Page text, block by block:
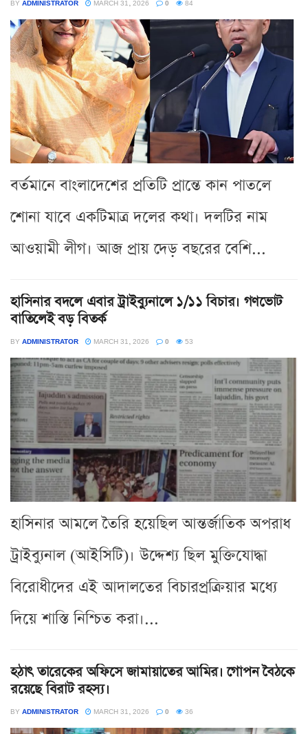
BY ADMINISTRATOR MARCH 31, 2026 0 84
বর্তমানে বাংলাদেশের প্রতিটি প্রান্তে কান পাতলে
শোনা যাবে একটিমাত্র দলের কথা। দলটির নাম
আওয়ামী লীগ। আজ প্রায় দেড় বছরের বেশি...
হাসিনার বদলে এবার ট্রাইব্যুনালে ১/১১ বিচার। গণভোট
বাতিলেই বড় বিতর্ক
BY ADMINISTRATOR MARCH 31, 2026 0 53
হাসিনার আমলে তৈরি হয়েছিল আন্তর্জাতিক অপরাধ
ট্রাইব্যুনাল (আইসিটি)। উদ্দেশ্য ছিল মুক্তিযোদ্ধা
বিরোধীদের এই আদালতের বিচারপ্রক্রিয়ার মধ্যে
দিয়ে শাস্তি নিশ্চিত করা।...
হঠাৎ তারেকের অফিসে জামায়াতের আমির। গোপন বৈঠকে
রয়েছে বিরাট রহস্য।
BY ADMINISTRATOR MARCH 31, 2026 0 36